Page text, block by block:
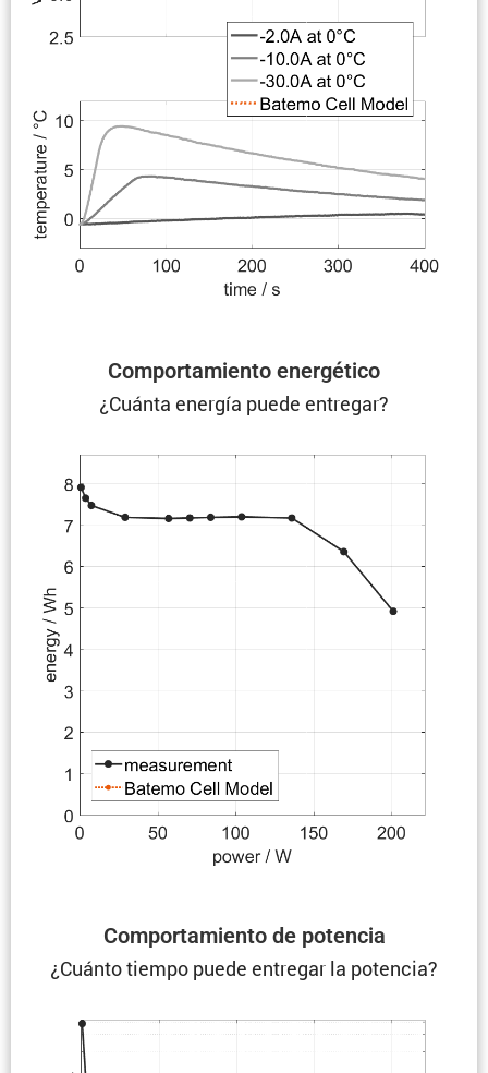
Compor­ta­miento energético
¿Cuánta energía puede entregar?
Compor­ta­miento de potencia
¿Cuánto tiempo puede entregar la potencia?